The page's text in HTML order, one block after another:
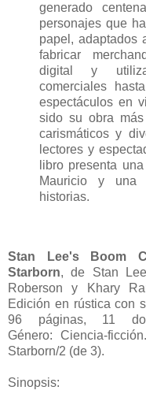
generado
personajes que
papel, adaptados
fabricar
digital y
comerciales
espectáculos en
sido su obra
carismáticos y
lectores y
libro presenta
Mauricio y una
historias.
Stan Lee's Boom
Starborn, de Stan
Roberson y Khary
Edición en rústica con
96 páginas, 11
Género: Ciencia-
Starborn/2 (de 3).
Sinopsis: